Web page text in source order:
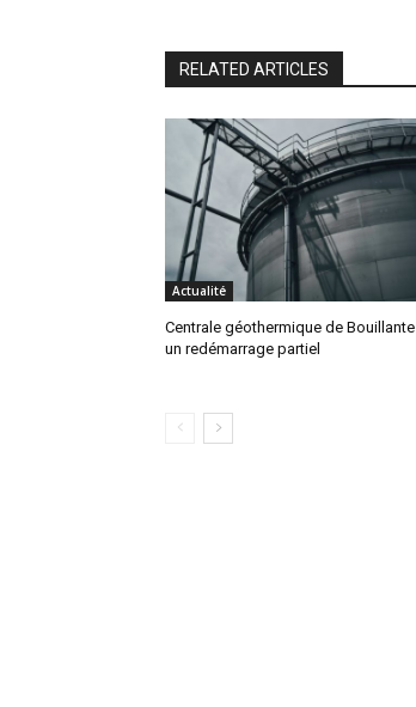
RELATED ARTICLES
Actualité
Centrale géothermique de Bouillante
un redémarrage partiel